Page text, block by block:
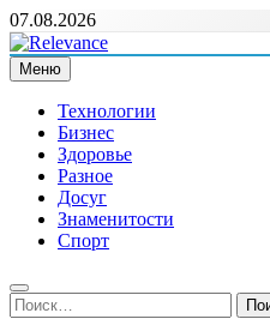
Перейти
к
содержимому
07.08.2026
Relevance
Релевантні новини — саме те,
Меню
Технологии
Бизнес
Здоровье
Разное
Досуг
Знаменитости
Спорт
Найти: